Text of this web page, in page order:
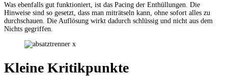
Was ebenfalls gut funktioniert, ist das Pacing der Enthüllungen. Die
Hinweise sind so gesetzt, dass man miträtseln kann, ohne sofort alles zu
durchschauen. Die Auflösung wirkt dadurch schlüssig und nicht aus dem
Nichts gegriffen.
Kleine Kritikpunkte